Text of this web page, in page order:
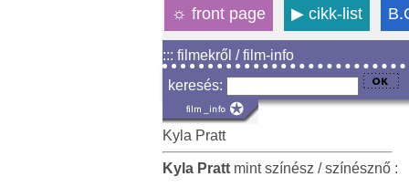
☼ front page ▶cikk-list
::: filmekről / film-info
keresés:
Kyla Pratt
Kyla Prattmint színész / színésznő :